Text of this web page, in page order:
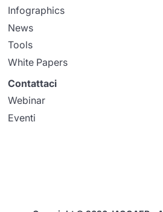
Infographics
News
Tools
White Papers
Contattaci
Webinar
Eventi